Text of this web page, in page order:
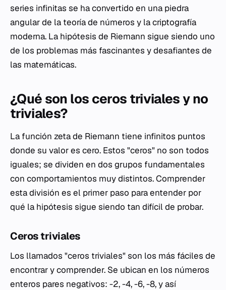
series infinitas se ha convertido en una piedra
angular de la teoría de números y la criptografía
moderna. La hipótesis de Riemann sigue siendo uno
de los problemas más fascinantes y desafiantes de
las matemáticas.
¿Qué son los ceros triviales y no
triviales?
La función zeta de Riemann tiene infinitos puntos
donde su valor es cero. Estos "ceros" no son todos
iguales; se dividen en dos grupos fundamentales
con comportamientos muy distintos. Comprender
esta división es el primer paso para entender por
qué la hipótesis sigue siendo tan difícil de probar.
Ceros triviales
Los llamados "ceros triviales" son los más fáciles de
encontrar y comprender. Se ubican en los números
enteros pares negativos: -2, -4, -6, -8, y así